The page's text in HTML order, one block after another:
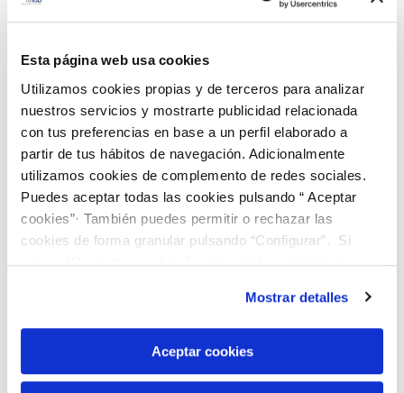
Esta página web usa cookies
Utilizamos cookies propias y de terceros para analizar
nuestros servicios y mostrarte publicidad relacionada
con tus preferencias en base a un perfil elaborado a
partir de tus hábitos de navegación. Adicionalmente
utilizamos cookies de complemento de redes sociales.
Puedes aceptar todas las cookies pulsando “ Aceptar
cookies”· También puedes permitir o rechazar las
cookies de forma granular pulsando “Configurar”. Si
pulsas “Rechazar cookies”, equivaldrá a rechazar la
son indispensables para que el sitio web funcione y que
por tanto no se pueden desactivar. Puedes consultar
más información en nuestraPolítica de Cookies
Mostrar detalles
Aceptar cookies
992548 BAControl-10 Rango
Medio E. coli h CECT 9153
Material de referencia microbiológico cuantitativo de
Escherichia colih CECT 9153. Suministrado en una caja
BAControl-10 de 10 viales, conteniendo 1 pastilla por vial.
226,00 €